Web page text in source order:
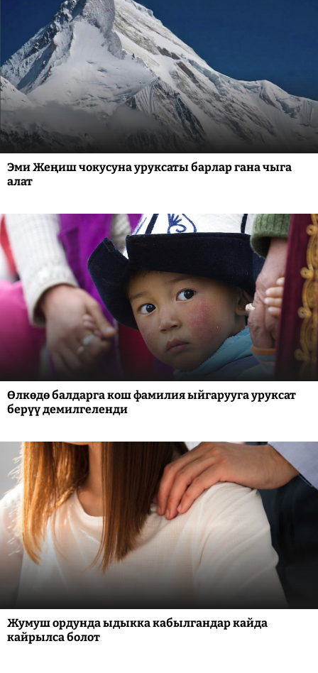
Эми Жеңиш чокусуна уруксаты барлар гана чыга
алат
Өлкөдө балдарга кош фамилия ыйгарууга уруксат
берүү демилгеленди
Жумуш ордунда ыдыкка кабылгандар кайда
кайрылса болот